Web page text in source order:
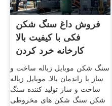
فروش داغ سنگ شکن
فکی با کیفیت بالا
کارخانه خرد کردن
سنگ
سنگ شکن موبایل زباله ساخت و
ساز با راندمان بالا. موبایل زباله
ساخت و ساز تولید کننده سنگ
شکن سنگ شکن های مخروطی